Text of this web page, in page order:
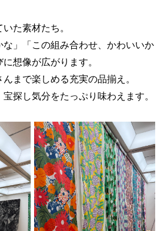
た素材たち。
な」「この組み合わせ、かわいいか
想像が広がります。
まで楽しめる充実の品揃え。
探し気分をたっぷり味わえます。